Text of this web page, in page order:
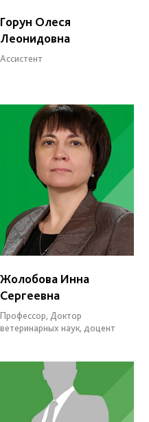
Горун Олеся
Леонидовна
Ассистент
Жолобова Инна
Сергеевна
Профессор, Доктор
ветеринарных наук, доцент